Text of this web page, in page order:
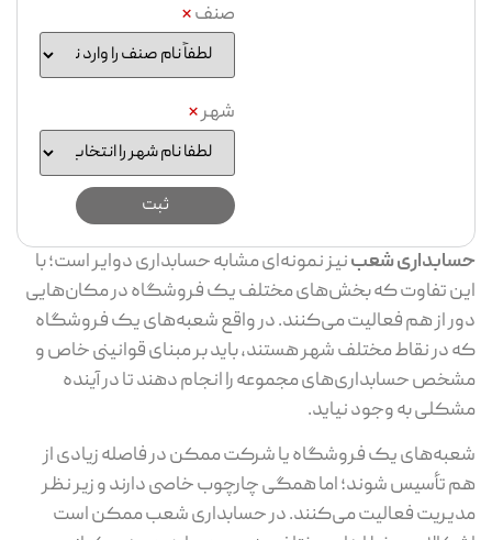
صنف*
شهر*
حسابداری شعبنیز نمونه‌ای مشابه حسابداری دوایر است؛ با
این تفاوت که بخش‌های مختلف یک فروشگاه در مکان‌هایی
دور از هم فعالیت می‌کنند. در واقع شعبه‌های یک فروشگاه
که در نقاط مختلف شهر هستند، باید بر مبنای قوانینی خاص و
مشخص حسابداری‌های مجموعه را انجام دهند تا در آینده
مشکلی به وجود نیاید.
شعبه‌های یک فروشگاه یا شرکت ممکن در فاصله زیادی از
هم تأسیس شوند؛ اما همگی چارچوب خاصی دارند و زیر نظر
مدیریت فعالیت می‌کنند. در حسابداری شعب ممکن است